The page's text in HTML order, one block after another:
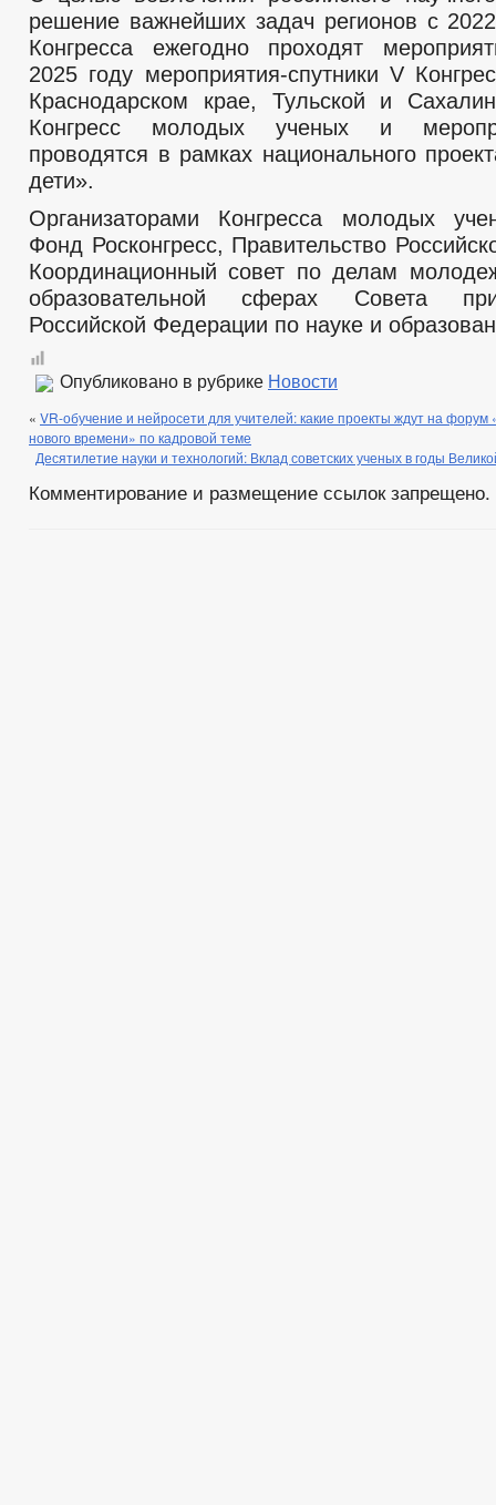
решение важнейших задач регионов с
Конгресса ежегодно проходят
2025 году мероприятия-спутники V
Краснодарском крае, Тульской и
Конгресс молодых ученых и
проводятся в рамках национального
дети».
Организаторами Конгресса молодых
Фонд Росконгресс, Правительство
Координационный совет по делам
образовательной сферах Совета
Российской Федерации по науке и
Опубликовано в рубрике Новости
« VR-обучение и нейросети для учителей: какие проекты ждут на
нового времени» по кадровой теме
Десятилетие науки и технологий: Вклад советских ученых в годы
Комментирование и размещение ссылок запрещено.